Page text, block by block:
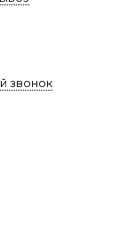
звонок